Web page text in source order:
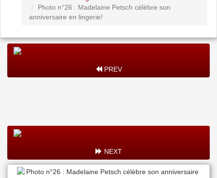
Photo n°26 : Madelaine Petsch célèbre son
anniversaire en lingerie!
PREV
NEXT